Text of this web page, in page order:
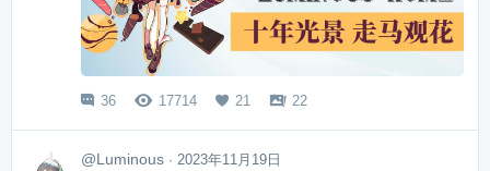
 36  17714  21  22
@Luminous · 2023年11月19日